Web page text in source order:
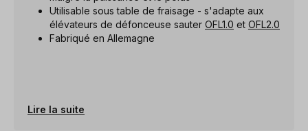
Utilisable sous table de fraisage - s'adapte aux
élévateurs de défonceuse sauter OFL1.0 et OFL2.0
Fabriqué en Allemagne
Lire la suite